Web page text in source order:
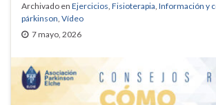
Archivado en Ejercicios, Fisioterapia, Información y
párkinson, Vídeo
7 mayo, 2026